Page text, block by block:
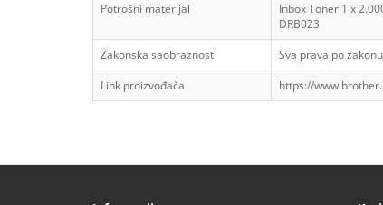
Potrošni materijal
Inbox Toner 1 x
DRB023
Zakonska saobraznost
Sva prava po
Link proizvođača
https://